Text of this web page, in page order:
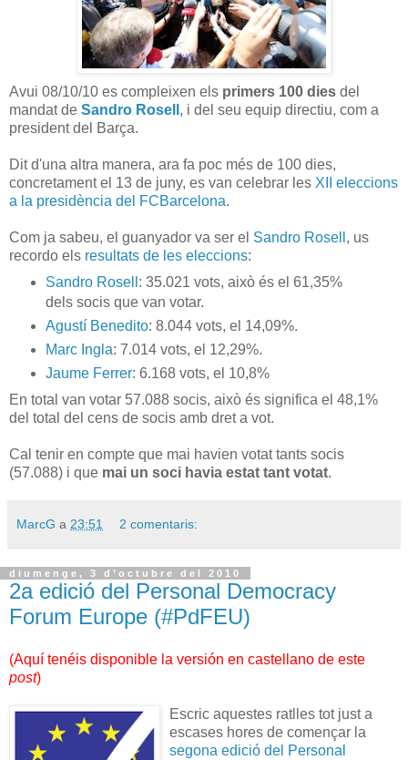
Avui 08/10/10 es compleixen els primers 100 dies del
mandat de Sandro Rosell , i del seu equip directiu, com a
president del Barça.
Dit d'una altra manera, ara fa poc més de 100 dies,
concretament el 13 de juny, es van celebrar les XII eleccions
a la presidència del FCBarcelona.
Com ja sabeu, el guanyador va ser el Sandro Rosell , us
recordo els resultats de les eleccions:
Sandro Rosell : 35.021 vots, això és el 61,35%
dels socis que van votar.
Agustí Benedito: 8.044 vots, el 14,09%.
Marc Ingla: 7.014 vots, el 12,29%.
Jaume Ferrer: 6.168 vots, el 10,8%
En total van votar 57.088 socis, això és significa el 48,1%
del total del cens de socis amb dret a vot.
Cal tenir en compte que mai havien votat tants socis
(57.088) i que mai un soci havia estat tant votat.
MarcG a 23:51 2 comentaris:
diumenge, 3 d’octubre del 2010
2a edició del Personal Democracy
Forum Europe (#PdFEU)
(Aquí tenéis disponible la versión en castellano de este
post)
Escric aquestes ratlles tot just a
escases hores de començar la
segona edició del Personal